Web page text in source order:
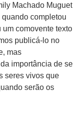
Machado Muguet
completou
comovente texto
publicá-lo no
mas
importância de se
seres vivos que
serão os